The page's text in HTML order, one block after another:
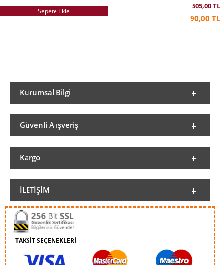
Sepete Ekle
505,00 TL
90,00 TL
Kurumsal Bilgi
Güvenli Alışveriş
Kargo
İLETIŞIM
TAKSİT SEÇENEKLERİ